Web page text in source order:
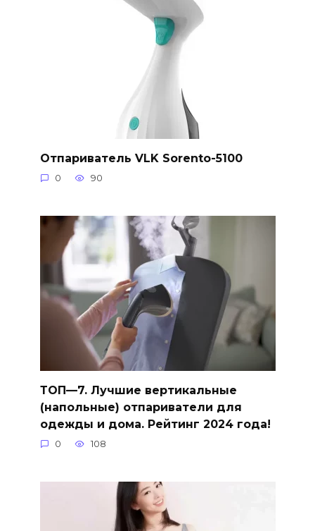
Отпариватель VLK Sorento-5100
0 90
ТОП—7. Лучшие вертикальные
(напольные) отпариватели для
одежды и дома. Рейтинг 2024 года!
0 108